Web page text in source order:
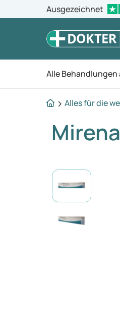
Ausgezeichnet
Alle Behandlungen
Alles für die
Mirena